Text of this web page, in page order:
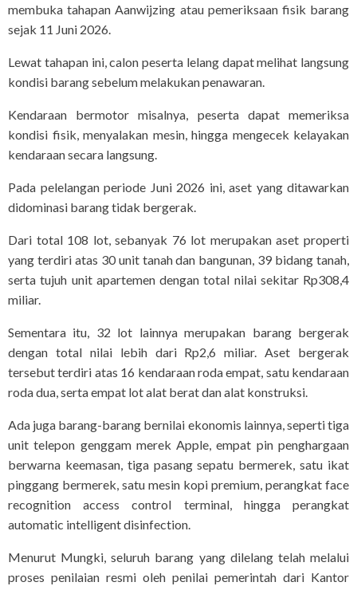
membuka tahapan Aanwijzing atau pemeriksaan fisik barang
sejak 11 Juni 2026.
Lewat tahapan ini, calon peserta lelang dapat melihat langsung
kondisi barang sebelum melakukan penawaran.
Kendaraan bermotor misalnya, peserta dapat memeriksa
kondisi fisik, menyalakan mesin, hingga mengecek kelayakan
kendaraan secara langsung.
Pada pelelangan periode Juni 2026 ini, aset yang ditawarkan
didominasi barang tidak bergerak.
Dari total 108 lot, sebanyak 76 lot merupakan aset properti
yang terdiri atas 30 unit tanah dan bangunan, 39 bidang tanah,
serta tujuh unit apartemen dengan total nilai sekitar Rp308,4
miliar.
Sementara itu, 32 lot lainnya merupakan barang bergerak
dengan total nilai lebih dari Rp2,6 miliar. Aset bergerak
tersebut terdiri atas 16 kendaraan roda empat, satu kendaraan
roda dua, serta empat lot alat berat dan alat konstruksi.
Ada juga barang-barang bernilai ekonomis lainnya, seperti tiga
unit telepon genggam merek Apple, empat pin penghargaan
berwarna keemasan, tiga pasang sepatu bermerek, satu ikat
pinggang bermerek, satu mesin kopi premium, perangkat face
recognition access control terminal, hingga perangkat
automatic intelligent disinfection.
Menurut Mungki, seluruh barang yang dilelang telah melalui
proses penilaian resmi oleh penilai pemerintah dari Kantor